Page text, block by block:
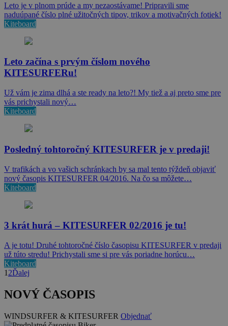
Leto je v plnom prúde a my nezaostávame! Pripravili sme
naduúpané číslo plné užitočných tipov, trikov a motivačných fotiek!
Kiteboard
Leto začína s prvým číslom nového
KITESURFERu!
Už vám je zima dlhá a ste ready na leto?! My tiež a aj preto sme pre
vás prichystali nový…
Kiteboard
Posledný tohtoročný KITESURFER je v predaji!
V trafikách a vo vašich schránkach by sa mal tento týždeň objaviť
nový časopis KITESURFER 04/2016. Na čo sa môžete…
Kiteboard
3 krát hurá – KITESURFER 02/2016 je tu!
A je totu! Druhé tohtoročné číslo časopisu KITESURFER v predaji
už túto stredu! Prichystali sme si pre vás poriadne horúcu…
Kiteboard
1 2Ďalej
NOVÝ ČASOPIS
WINDSURFER & KITESURFER Objednať